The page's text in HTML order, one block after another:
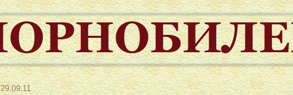
29.09.11